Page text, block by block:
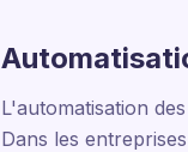
L'automatisation
Dans les